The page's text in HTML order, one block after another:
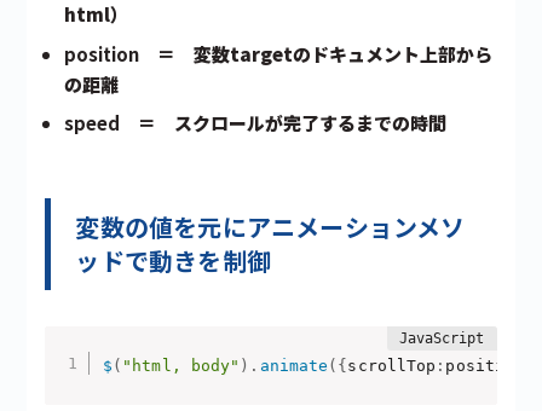
html）
position ＝ 変数targetのドキュメント上部から
の距離
speed ＝ スクロールが完了するまでの時間
変数の値を元にアニメーションメソ
ッドで動きを制御
$ ( "html, body" ) . animate ( { scrollTop : position